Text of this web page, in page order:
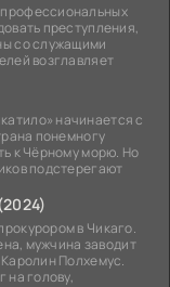
преступления,
со служащими
возглавляет
начинается с
понемногу
к Чёрному морю. Но
подстерегают
в Чикаго.
мужчина заводит
Полхемус.
на голову,